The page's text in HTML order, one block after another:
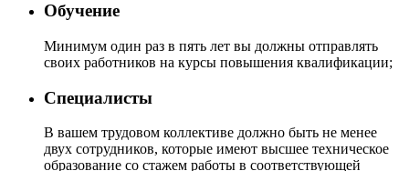
Обучение
Минимум один раз в пять лет вы должны отправлять
своих работников на курсы повышения квалификации;
Специалисты
В вашем трудовом коллективе должно быть не менее
двух сотрудников, которые имеют высшее техническое
образование со стажем работы в соответствующей